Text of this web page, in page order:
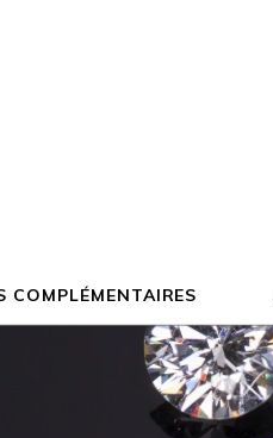
COMPLÉMENTAIRES